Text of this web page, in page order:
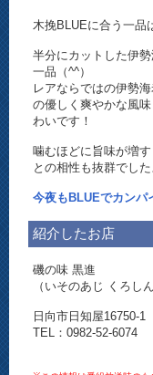
木挽BLUEに合う一品
半分にカットした伊
一品（^^）
レアならではの伊勢
の優しく爽やかな風
わいです！
噛むほどに旨味が増
との相性も抜群でした
今夜もBLUEでカンパ
紹介したお店
磯の味 黒進
（いそのあじ くろしん
日向市日知屋16750-1
TEL：0982-52-6074